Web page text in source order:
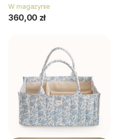
W magazynie
360,00 zł